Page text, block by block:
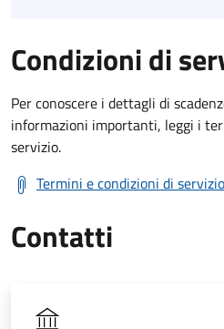
Condizioni di
Per conoscere i dettagli di
informazioni importanti, leggi i
servizio.
Termini e condizioni di servizio
Contatti